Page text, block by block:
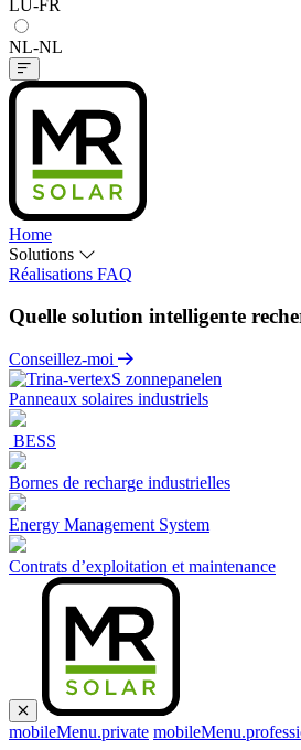
LU-FR
NL-NL
Home
Solutions
Réalisations FAQ
Quelle solution intelligente
Conseillez-moi
Panneaux solaires industriels
BESS
Bornes de recharge industrielles
Energy Management System
Contrats d’exploitation et maintenance
mobileMenu.private